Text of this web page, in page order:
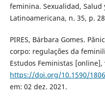
feminina. Sexualidad, Salud
Latinoamericana, n. 35, p.
PIRES, Bárbara Gomes.
corpo: regulações da
Estudos Feministas
https://doi.org/10.1590/
em: 02 dez. 2021.